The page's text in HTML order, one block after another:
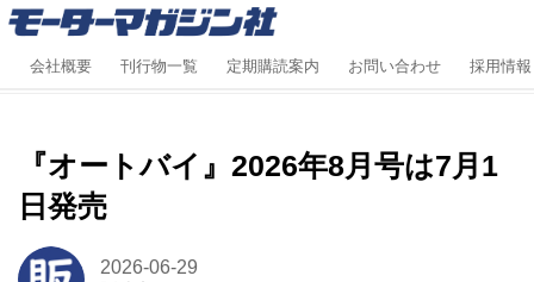
会社概要 刊行物一覧 定期購読案内 お問い合わせ 採用情報
『オートバイ』2026年8月号は7月1
日発売
2026-06-29